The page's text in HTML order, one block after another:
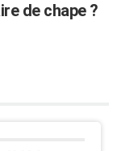
de chape ?